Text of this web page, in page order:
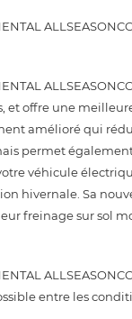
et offre une
amélioré qui
permet
véhicule
hivernale. Sa
freinage sur sol
entre les